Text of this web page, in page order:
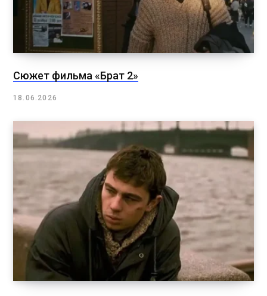
Сюжет фильма «Брат 2»
18.06.2026